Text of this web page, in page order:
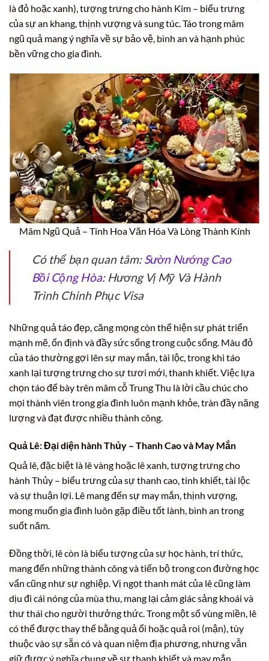
là đỏ hoặc xanh), tượng trưng cho hành Kim – biểu trưng
của sự an khang, thịnh vượng và sung túc. Táo trong mâm
ngũ quả mang ý nghĩa về sự bảo vệ, bình an và hạnh phúc
bền vững cho gia đình.
Mâm Ngũ Quả – Tinh Hoa Văn Hóa Và Lòng Thành Kính
Có thể bạn quan tâm:Sườn Nướng Cao
Bồi Cộng Hòa: Hương Vị Mỹ Và Hành
Trình Chinh Phục Visa
Những quả táo đẹp, căng mọng còn thể hiện sự phát triển
mạnh mẽ, ổn định và đầy sức sống trong cuộc sống. Màu đỏ
của táo thường gợi lên sự may mắn, tài lộc, trong khi táo
xanh lại tượng trưng cho sự tươi mới, thanh khiết. Việc lựa
chọn táo để bày trên mâm cỗ Trung Thu là lời cầu chúc cho
mọi thành viên trong gia đình luôn mạnh khỏe, tràn đầy năng
lượng và đạt được nhiều thành công.
Quả Lê: Đại diện hành Thủy – Thanh Cao và May Mắn
Quả lê, đặc biệt là lê vàng hoặc lê xanh, tượng trưng cho
hành Thủy – biểu trưng của sự thanh cao, tinh khiết, tài lộc
và sự thuận lợi. Lê mang đến sự may mắn, thịnh vượng,
mong muốn gia đình luôn gặp điều tốt lành, bình an trong
suốt năm.
Đồng thời, lê còn là biểu tượng của sự học hành, trí thức,
mang đến những thành công và tiến bộ trong con đường học
vấn cũng như sự nghiệp. Vị ngọt thanh mát của lê cũng làm
dịu đi cái nóng của mùa thu, mang lại cảm giác sảng khoái và
thư thái cho người thưởng thức. Trong một số vùng miền, lê
có thể được thay thế bằng quả ổi hoặc quả roi (mận), tùy
thuộc vào sự sẵn có và quan niệm địa phương, nhưng vẫn
giữ được ý nghĩa chung về sự thanh khiết và may mắn.